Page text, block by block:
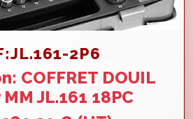
2P6
COFFRET DOUIL
JL.161 18PC